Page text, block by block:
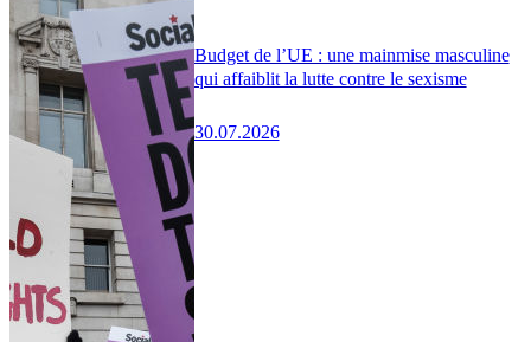
Budget de l’UE : une mainmise masculine
qui affaiblit la lutte contre le sexisme
30.07.2026